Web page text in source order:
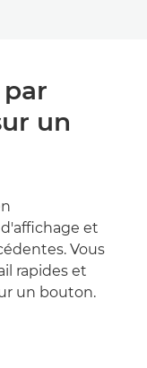
un
et
Vous
rapides et
un bouton.